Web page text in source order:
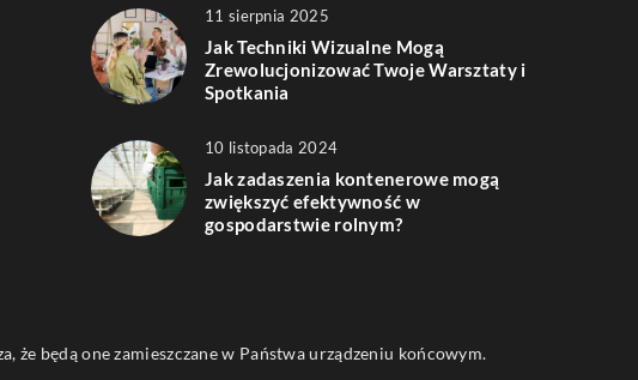
11 sierpnia 2025
Jak Techniki Wizualne Mogą
Zrewolucjonizować Twoje Warsztaty i
Spotkania
10 listopada 2024
Jak zadaszenia kontenerowe mogą
zwiększyć efektywność w
gospodarstwie rolnym?
będą one zamieszczane w Państwa urządzeniu końcowym.